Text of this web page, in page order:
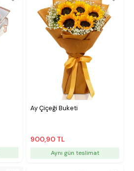
Ay Çiçeği Buketi
900,90 TL
Aynı gün teslimat